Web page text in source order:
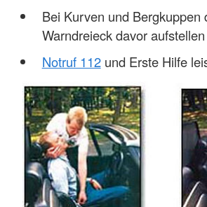
Bei Kurven und Bergkuppen
Warndreieck davor aufstellen
Notruf 112und Erste Hilfe